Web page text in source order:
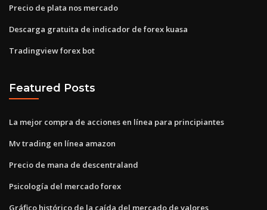
Precio de plata nos mercado
Descarga gratuita de indicador de forex kuasa
Tradingview forex bot
Featured Posts
La mejor compra de acciones en línea para principiantes
Mv trading en línea amazon
Precio de mana de descentraland
Psicología del mercado forex
Gráfico histórico de la caída del mercado de valores